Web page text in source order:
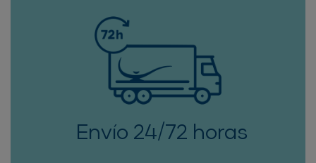
Envío 24/72 horas